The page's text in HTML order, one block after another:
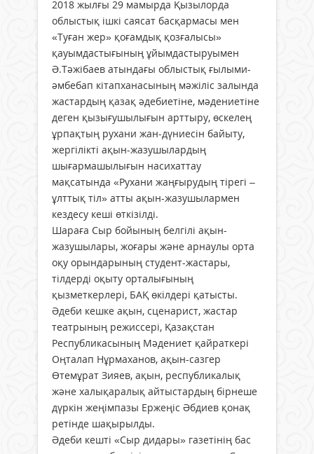
2018 жылғы 29 мамырда Қызылорда
облыстық ішкі саясат басқармасы мен
«Туған жер» қоғамдық қозғалысы»
қауымдастығының ұйымдастыруымен
Ә.Тәжібаев атындағы облыстық ғылыми-
әмбебап кітапханасының мәжіліс залында
жастардың қазақ әдебиетіне, мәдениетіне
деген қызығушылығын арттыру, өскелең
ұрпақтың рухани жан-дүниесін байыту,
жергілікті ақын-жазушылардың
шығармашылығын насихаттау
мақсатында «Рухани жаңғырудың тірегі –
ұлттық тіл» атты ақын-жазушылармен
кездесу кеші өткізілді.
Шараға Сыр бойының белгілі ақын-
жазушылары, жоғары және арнаулы орта
оқу орындарының студент-жастары,
тілдерді оқыту орталығының
қызметкерлері, БАҚ өкілдері қатысты.
Әдеби кешке ақын, сценарист, жастар
театрының режиссері, Қазақстан
Республикасының Мәдениет қайраткері
Оңталап Нұрмаханов, ақын-сазгер
Өтемұрат Зияев, ақын, республикалық
және халықаралық айтыстардың бірнеше
дүркін жеңімпазы Ержеңіс Әбдиев қонақ
ретінде шақырылды.
Әдеби кешті «Сыр дидары» газетінің бас